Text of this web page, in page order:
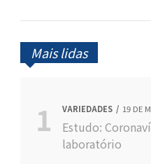
Mais lidas
VARIEDADES 19 DE
Estudo:
laboratório